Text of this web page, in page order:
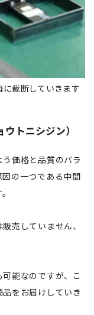
に裁断していきます
トニシジン）
価格と品質のバラ
の一つである中間
売していません、
能なのですが、こ
をお届けしていき